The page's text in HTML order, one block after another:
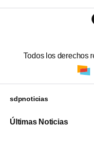
Todos los derechos
sdpnoticias
Últimas Noticias